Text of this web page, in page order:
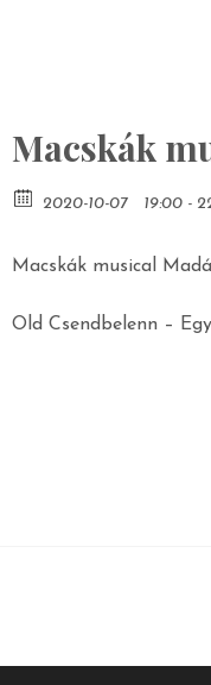
Macskák
2020-10-07 19:00 -
Macskák musical
Old Csendbelenn –